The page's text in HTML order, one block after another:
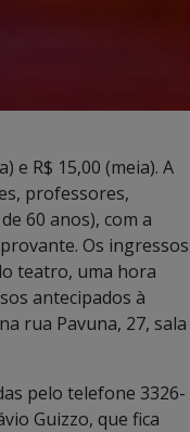
e R$ 15,00 (meia). A
professores,
60 anos), com a
Os ingressos
teatro, uma hora
antecipados à
rua Pavuna, 27, sala
pelo telefone 3326-
Guizzo, que fica